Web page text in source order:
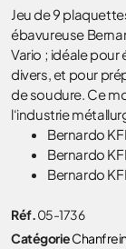
Jeu de 9
ébavureuse
Vario ; idéale pour
divers, et pour
de soudure. Ce
l‘industrie
Bernardo
Bernardo
Bernardo
Réf.05-1736
Catégorie